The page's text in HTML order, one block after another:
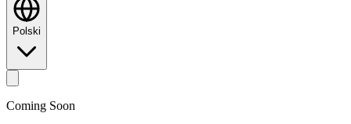
Polski
Coming Soon